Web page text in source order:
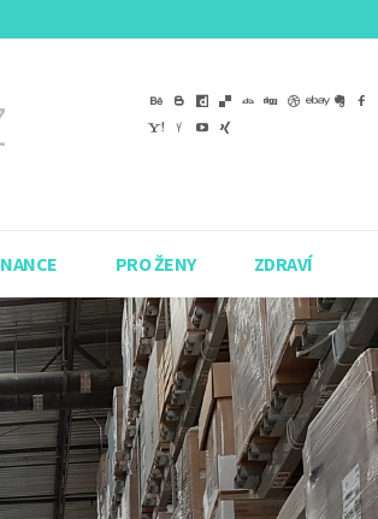
PRO ŽENY ZDRAVÍ